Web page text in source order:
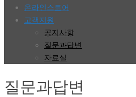
온라인스토어
고객지원
공지사항
질문과답변
자료실
질문과답변